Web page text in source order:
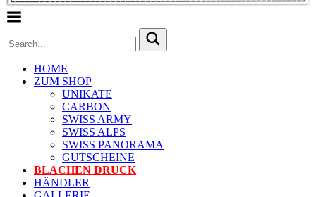
HOME
ZUM SHOP
UNIKATE
CARBON
SWISS ARMY
SWISS ALPS
SWISS PANORAMA
GUTSCHEINE
BLACHEN DRUCK
HÄNDLER